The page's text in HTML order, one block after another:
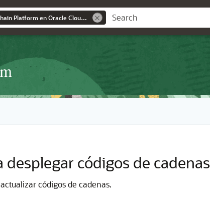
Uso de Oracle Blockchain Platform en Oracle Cloud Infrastructure
códigos de cadenas
códigos de cadenas.